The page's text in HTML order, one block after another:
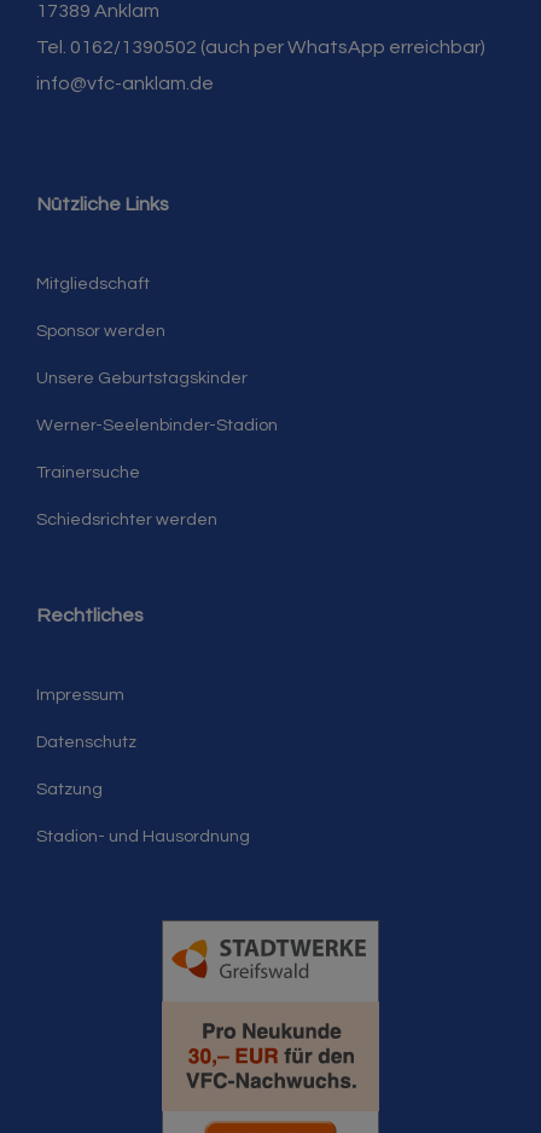
17389 Anklam
Tel. 0162/1390502 (auch per WhatsApp erreichbar)
info@vfc-anklam.de
Nützliche Links
Mitgliedschaft
Sponsor werden
Unsere Geburtstagskinder
Werner-Seelenbinder-Stadion
Trainersuche
Schiedsrichter werden
Rechtliches
Impressum
Datenschutz
Satzung
Stadion- und Hausordnung